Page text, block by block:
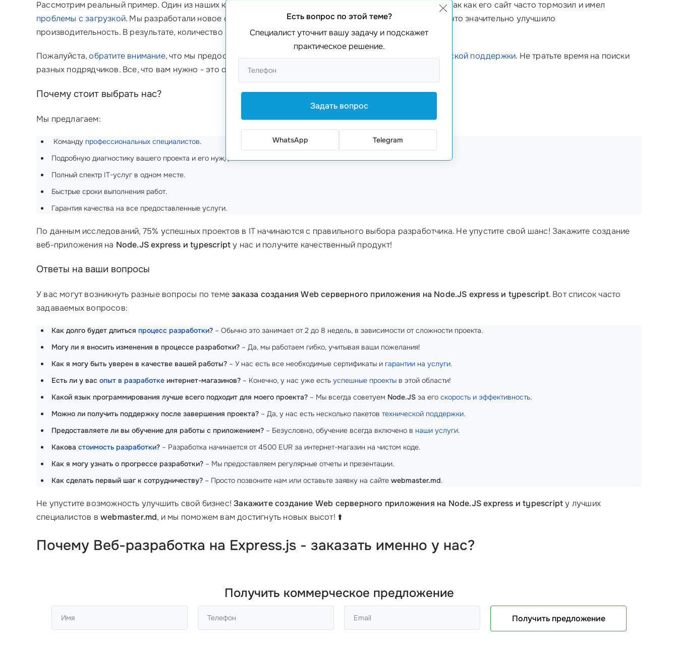
Рассмотрим реальный пример. Один из наших клиентов, владелец интернет-магазина, обратился к нам, так как его сайт часто тормозил и имел
проблемы с загрузкой. Мы разработали новое серверное приложение наNode.JS express и typescript
, что значительно улучшило
производительность. В результате, количество заказов увеличилось на 40% за первые три месяца!
Пожалуйста,обратите внимание, что мы предоставляемполный спектр услуг: от разработки дотехнической поддержки. Не тратьте время на поиски
разных подрядчиков. Все, что вам нужно - это одна компания, и это мы!
Почему стоит выбрать нас?
Мы предлагаем:
‍ Команду профессиональных специалистов.
Подробную диагностику вашего проекта и его нужд.
Полный спектр IT-услуг в одном месте.
Быстрые сроки выполнения работ.
Гарантия качества на все предоставленные услуги.
По данным исследований, 75% успешных проектов в IT начинаются с правильного выбора разработчика. Не упустите свой шанс! Закажите создание
веб-приложения на Node.JS express и typescriptу нас и получите качественный продукт!
Ответы на ваши вопросы
У вас могут возникнуть разные вопросы по темезаказа создания Web серверного приложения на Node.JS express и typescript. Вот список часто
задаваемых вопросов:
Как долго будет длиться процесс разработки? – Обычно это занимает от 2 до 8 недель, в зависимости от сложности проекта.
Могу ли я вносить изменения в процессе разработки? – Да, мы работаем гибко, учитывая ваши пожелания!
Как я могу быть уверен в качестве вашей работы? – У нас есть все необходимые сертификаты и гарантии на услуги.
Есть ли у вас опыт в разработке интернет-магазинов? – Конечно, у нас уже есть успешные проекты в этой области!
Какой язык программирования лучше всего подходит для моего проекта? – Мы всегда советуем Node.JS за его скорость и эффективность.
Можно ли получить поддержку после завершения проекта? – Да, у нас есть несколько пакетов технической поддержки.
Предоставляете ли вы обучение для работы с приложением? – Безусловно, обучение всегда включено в наши услуги.
Какова стоимость разработки? – Разработка начинается от 4500 EUR за интернет-магазин на чистом коде.
Как я могу узнать о прогрессе разработки? – Мы предоставляем регулярные отчеты и презентации.
Как сделать первый шаг к сотрудничеству? – Просто позвоните нам или оставьте заявку на сайте webmaster.md.
Не упустите возможность улучшить свой бизнес!Закажите создание Web серверного приложения на Node.JS express и typescriptу лучших
специалистов в webmaster.md, и мы поможем вам достигнуть новых высот! ⬆️
Почему Веб-разработка на Express.js - заказать именно у нас?
Получить коммерческое предложение
Получить предложение
Есть вопрос по этой теме?
Специалист уточнит вашу задачу и подскажет
практическое решение.
Задать вопрос
WhatsApp Telegram